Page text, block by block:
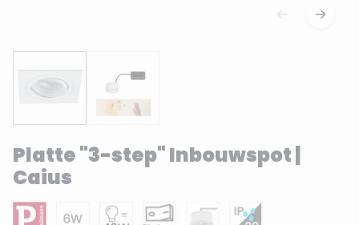
Platte "3-step" Inbouwspot |
Caius